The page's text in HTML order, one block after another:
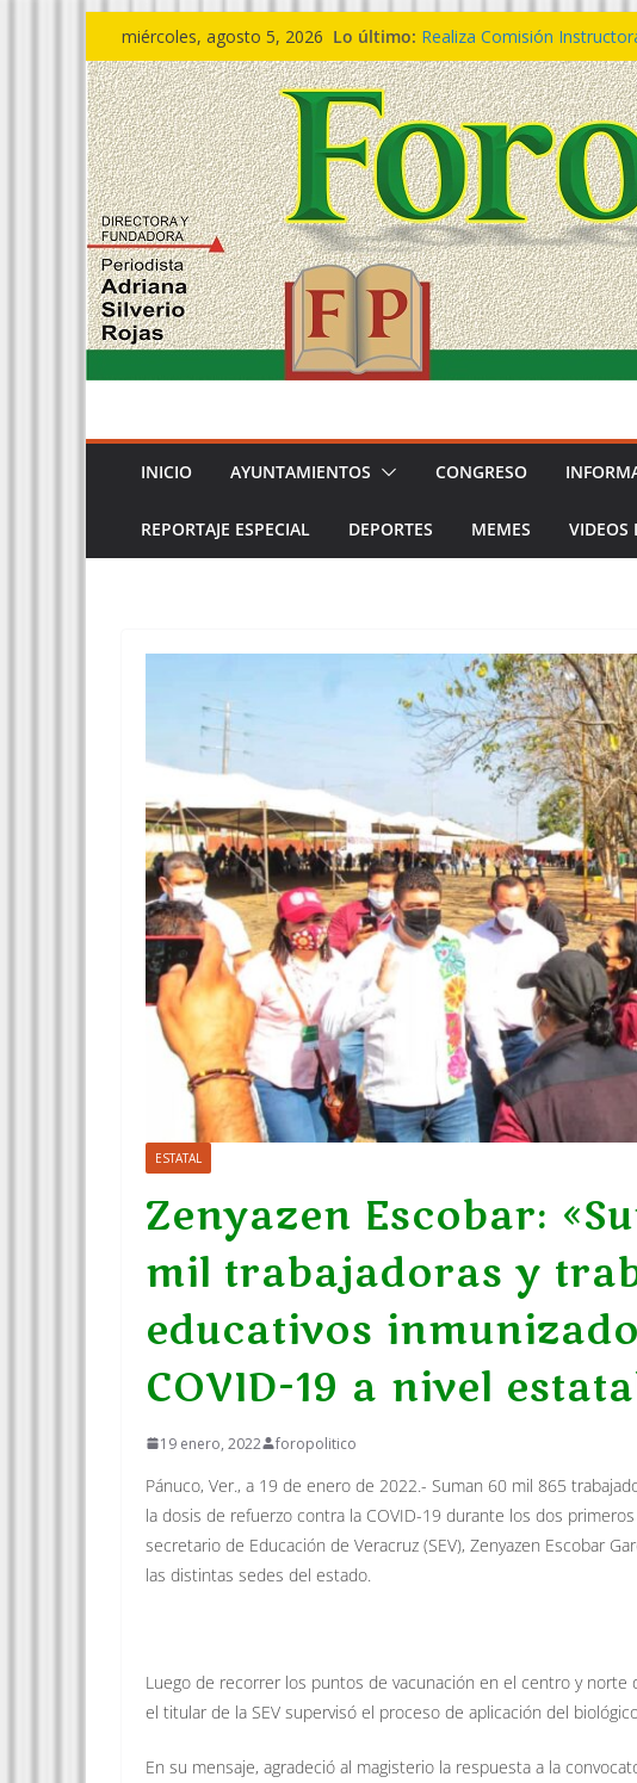
Saltar
al
contenido
miércoles, agosto 5, 2026 Lo último: Realiza Comisión
alegatos.
🔴 ESTATAL|| 𝙄𝙣𝙫𝙞𝙩𝙖
𝙚𝙣 𝙛𝙖𝙢𝙞𝙡𝙞𝙖 𝙚𝙡 𝙁𝙚𝙨𝙩𝙞𝙫𝙖𝙡
Egresa generación de
cercanía ciudadana: SSP
Defensa de Bertín Bravo
pruebas desvirtúan
Entrega Gobernadora 5
INICIO AYUNTAMIENTOS CONGRESO
REPORTAJE ESPECIAL DEPORTES MEMES VIDEOS
ESTATAL
Zenyazen Escobar:
mil trabajadoras y
educativos
COVID-19 a nivel
19 enero, 2022 foropolitico
Pánuco, Ver., a 19 de enero de 2022.- Suman 60 mil 865
la dosis de refuerzo contra la COVID-19 durante los dos
secretario de Educación de Veracruz (SEV), Zenyazen Escobar
las distintas sedes del estado.
Luego de recorrer los puntos de vacunación en el centro y
el titular de la SEV supervisó el proceso de aplicación del
En su mensaje, agradeció al magisterio la respuesta a la